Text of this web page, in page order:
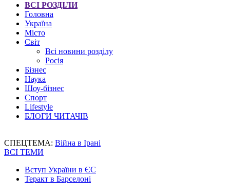
ВСІ РОЗДІЛИ
Головна
Україна
Місто
Світ
Всі новини розділу
Росія
Бізнес
Наука
Шоу-бізнес
Спорт
Lifestyle
БЛОГИ ЧИТАЧІВ
СПЕЦТЕМА: Війна в Ірані
ВСІ ТЕМИ
Вступ України в ЄС
Теракт в Барселоні